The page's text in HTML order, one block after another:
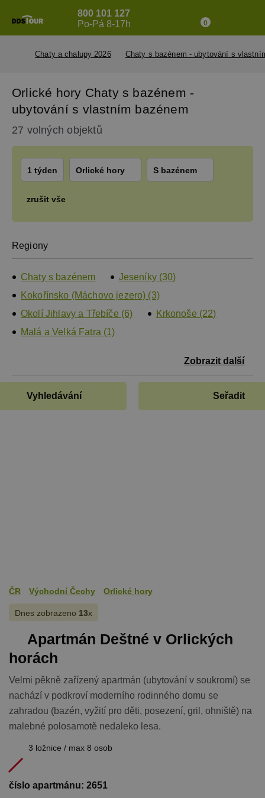
800 101 127
Po-Pá 8-17h
0
Chaty a chalupy 2026 Chaty s bazénem - ubytování s
Orlické hory Chaty s bazénem -
ubytování s vlastním bazénem
27 volných objektů
1 týden Orlické hory S bazénem
zrušit vše
Regiony
Chaty s bazénem
Jeseníky (30)
Kokořínsko (Máchovo jezero) (3)
Okolí Jihlavy a Třebíče (6)
Krkonoše (22)
Malá a Velká Fatra (1)
Zobrazit další
Vyhledávání Seřadit
ČR Východní Čechy Orlické hory
Dnes zobrazeno 13x
Apartmán Deštné v Orlických
horách
Velmi pěkně zařízený apartmán (ubytování v soukromí) se
nachází v podkroví moderního rodinného domu se
zahradou (bazén, vyžití pro děti, posezení, gril, ohniště) na
malebné polosamotě nedaleko lesa.
3 ložnice / max 8 osob
číslo apartmánu: 2651